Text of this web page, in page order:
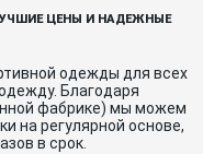
ЦЕНЫ И НАДЕЖНЫЕ
одежды для всех
Благодаря
фабрике) мы можем
на регулярной основе,
в срок.